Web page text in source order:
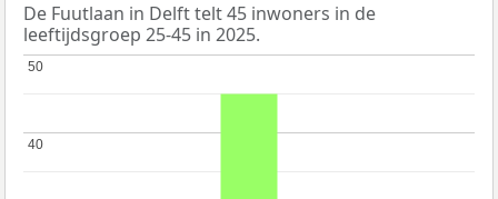
De Fuutlaan in Delft telt 45 inwoners in de
leeftijdsgroep 25-45 in 2025.
40
40
50
50